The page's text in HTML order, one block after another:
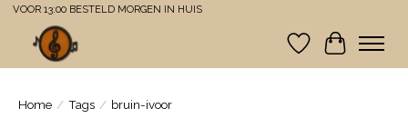
VOOR 13:00 BESTELD MORGEN IN HUIS
Verlanglijst
Home / Tags / bruin-ivoor